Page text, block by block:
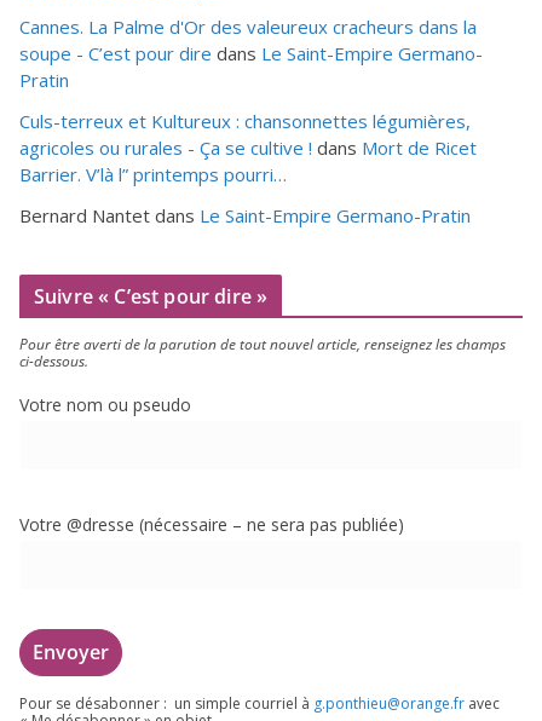
Cannes. La Palme d'Or des valeureux cracheurs dans la
soupe - C’est pour dire dans Le Saint-Empire Germano-
Pratin
Culs-terreux et Kultureux : chansonnettes légumières,
agricoles ou rurales - Ça se cultive ! dans Mort de Ricet
Barrier. V’là l” printemps pourri…
Bernard Nantet dans Le Saint-Empire Germano-Pratin
Suivre « C’est pour dire »
Pour être aver­ti de la paru­tion de tout nou­vel article, ren­sei­gnez les champs
ci-dessous.
Votre nom ou pseudo
Votre @dresse (néces­saire – ne sera pas publiée)
Pour se désa­bon­ner : un simple cour­riel à g.​ponthieu@​orange.​fr avec